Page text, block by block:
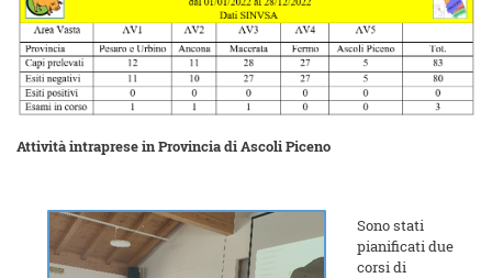
Attività intraprese in Provincia di Ascoli Piceno
Sono stati
pianificati due
corsi di